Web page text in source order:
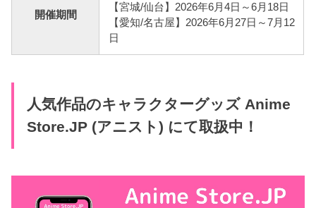
開催期間
【宮城/仙台】2026年6月4日～6月18日
【愛知/名古屋】2026年6月27日～7月12
日
人気作品のキャラクターグッズ Anime
Store.JP (アニスト) にて取扱中！